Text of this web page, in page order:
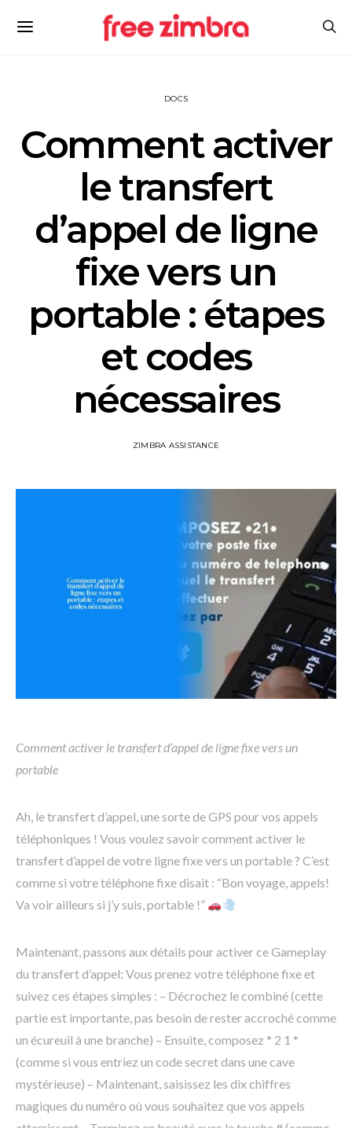
DOCS
Comment activer
le transfert
d’appel de ligne
fixe vers un
portable : étapes
et codes
nécessaires
ZIMBRA ASSISTANCE
Comment activer le transfert d’appel de ligne fixe vers un
portable
Ah, le transfert d’appel, une sorte de GPS pour vos appels
téléphoniques ! Vous voulez savoir comment activer le
transfert d’appel de votre ligne fixe vers un portable ? C’est
comme si votre téléphone fixe disait : “Bon voyage, appels!
Va voir ailleurs si j’y suis, portable !”
Maintenant, passons aux détails pour activer ce Gameplay
du transfert d’appel: Vous prenez votre téléphone fixe et
suivez ces étapes simples : – Décrochez le combiné (cette
partie est importante, pas besoin de rester accroché comme
un écureuil à une branche) – Ensuite, composez * 2 1 *
(comme si vous entriez un code secret dans une cave
mystérieuse) – Maintenant, saisissez les dix chiffres
magiques du numéro où vous souhaitez que vos appels